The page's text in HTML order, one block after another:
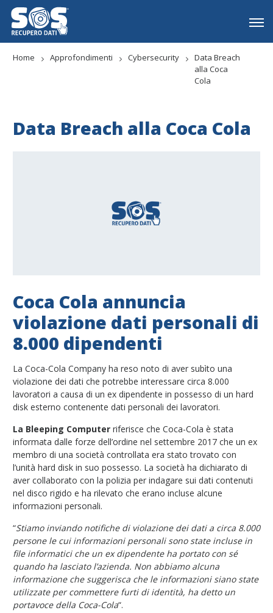
Home Approfondimenti Cybersecurity
Data Breach
alla Coca
Cola
Data Breach alla Coca Cola
Coca Cola annuncia
violazione dati personali di
8.000 dipendenti
La Coca-Cola Company ha reso noto di aver subìto una
violazione dei dati che potrebbe interessare circa 8.000
lavoratori a causa di un ex dipendente in possesso di un hard
disk esterno contenente dati personali dei lavoratori.
La Bleeping Computerriferisce che Coca-Cola è stata
informata dalle forze dell’ordine nel settembre 2017 che un ex
membro di una società controllata era stato trovato con
l’unità hard disk in suo possesso. La società ha dichiarato di
aver collaborato con la polizia per indagare sui dati contenuti
nel disco rigido e ha rilevato che erano incluse alcune
informazioni personali.
“Stiamo inviando notifiche di violazione dei dati a circa 8.000
persone le cui informazioni personali sono state incluse in
file informatici che un ex dipendente ha portato con sé
quando ha lasciato l’azienda. Non abbiamo alcuna
informazione che suggerisca che le informazioni siano state
utilizzate per commettere furti di identità, ha detto un
portavoce della Coca-Cola“.